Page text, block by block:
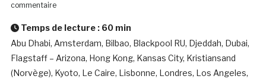
commentaire
Temps de lecture : 60 min
Abu Dhabi, Amsterdam, Bilbao, Blackpool RU, Djeddah, Dubai,
Flagstaff – Arizona, Hong Kong, Kansas City, Kristiansand
(Norvège), Kyoto, Le Caire, Lisbonne, Londres, Los Angeles,